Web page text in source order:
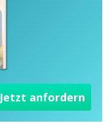
Jetzt anfordern